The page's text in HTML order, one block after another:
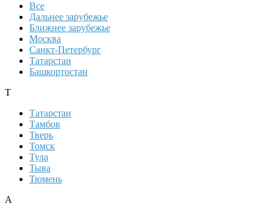
Все
Дальнее зарубежье
Ближнее зарубежье
Москва
Санкт-Петербург
Татарстан
Башкортостан
Т
Татарстан
Тамбов
Тверь
Томск
Тула
Тыва
Тюмень
А